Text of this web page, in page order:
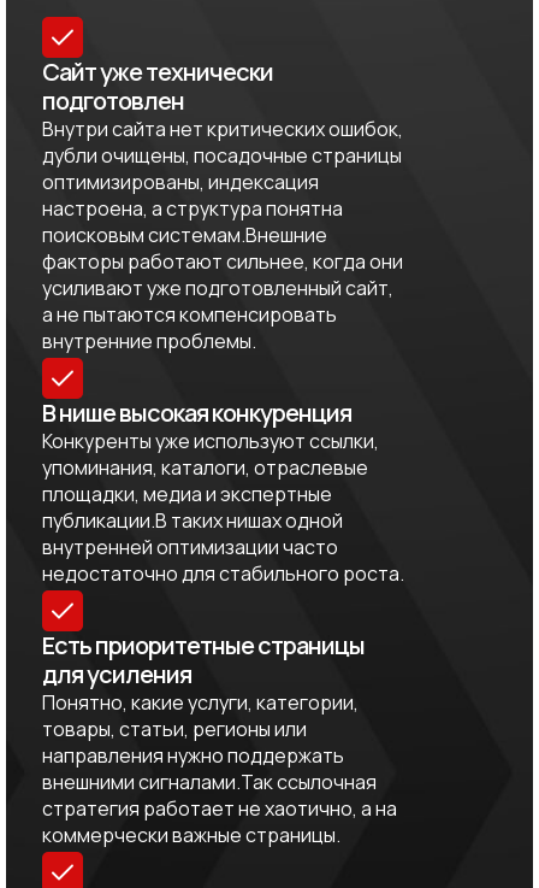
Сайт уже технически
подготовлен
Внутри сайта нет критических ошибок,
дубли очищены, посадочные страницы
оптимизированы, индексация
настроена, а структура понятна
поисковым системам.Внешние
факторы работают сильнее, когда они
усиливают уже подготовленный сайт,
а не пытаются компенсировать
внутренние проблемы.
В нише высокая конкуренция
Конкуренты уже используют ссылки,
упоминания, каталоги, отраслевые
площадки, медиа и экспертные
публикации.В таких нишах одной
внутренней оптимизации часто
недостаточно для стабильного роста.
Есть приоритетные страницы
для усиления
Понятно, какие услуги, категории,
товары, статьи, регионы или
направления нужно поддержать
внешними сигналами.Так ссылочная
стратегия работает не хаотично, а на
коммерчески важные страницы.